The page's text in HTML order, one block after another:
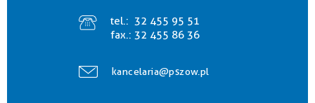
tel.: 32 455 95 51
fax.: 32 455 86 36
kancelaria@pszow.pl